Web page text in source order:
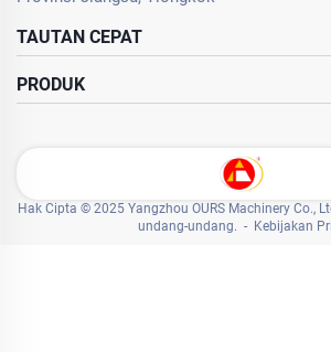
TAUTAN CEPAT
PRODUK
Hak Cipta © 2025 Yangzhou OURS Machinery Co.,
undang-undang. - Kebijakan